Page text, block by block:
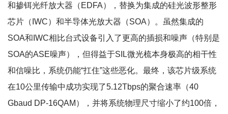
和掺铒光纤放大器（EDFA），替换为集成的硅光波形整形
芯片（IWC）和半导体光放大器（SOA）。虽然集成的
SOA和IWC相比台式设备引入了更高的插损和噪声（特别是
SOA的ASE噪声），但得益于SIL微光梳本身极高的相干性
和信噪比，系统仍能“扛住”这些恶化。最终，该芯片级系统
在10公里传输中成功实现了5.12Tbps的聚合速率（40
Gbaud DP-16QAM），并将系统物理尺寸缩小了约100倍，